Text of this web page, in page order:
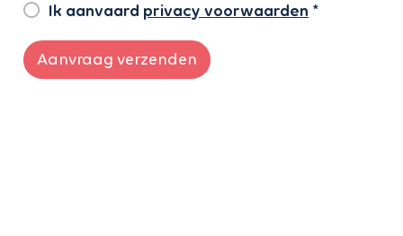
Ik aanvaard privacy voorwaarden *
Aanvraag verzenden